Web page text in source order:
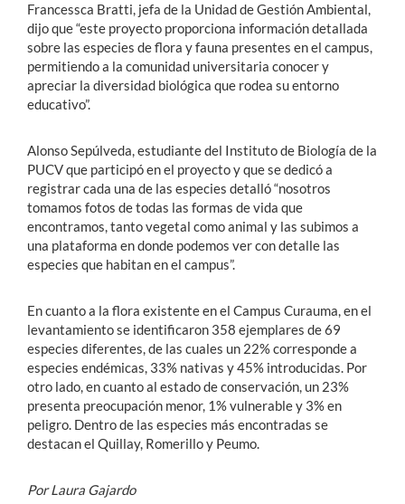
Francessca Bratti, jefa de la Unidad de Gestión Ambiental,
dijo que “este proyecto proporciona información detallada
sobre las especies de flora y fauna presentes en el campus,
permitiendo a la comunidad universitaria conocer y
apreciar la diversidad biológica que rodea su entorno
educativo”.
Alonso Sepúlveda, estudiante del Instituto de Biología de la
PUCV que participó en el proyecto y que se dedicó a
registrar cada una de las especies detalló “nosotros
tomamos fotos de todas las formas de vida que
encontramos, tanto vegetal como animal y las subimos a
una plataforma en donde podemos ver con detalle las
especies que habitan en el campus”.
En cuanto a la flora existente en el Campus Curauma, en el
levantamiento se identificaron 358 ejemplares de 69
especies diferentes, de las cuales un 22% corresponde a
especies endémicas, 33% nativas y 45% introducidas. Por
otro lado, en cuanto al estado de conservación, un 23%
presenta preocupación menor, 1% vulnerable y 3% en
peligro. Dentro de las especies más encontradas se
destacan el Quillay, Romerillo y Peumo.
Por Laura Gajardo